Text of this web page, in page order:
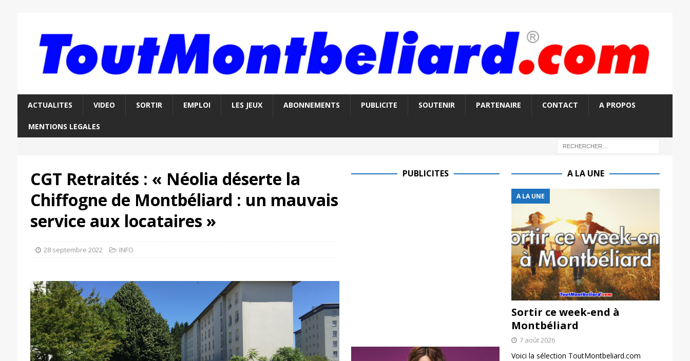
ACTUALITES VIDEO SORTIR EMPLOI LES JEUX ABONNEMENTS PUBLICITE SOUTENIR PARTENAIRE CONTACT A PROPOS
MENTIONS LEGALES
CGT Retraités : « Néolia déserte la
Chiffogne de Montbéliard : un mauvais
service aux locataires »
28 septembre 2022 INFO
PUBLICITES A LA UNE
A LA UNE
Sortir ce week-end à
Montbéliard
7 août 2026
Voici la sélection ToutMontbeliard.com